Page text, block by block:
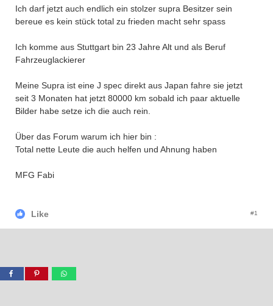
Ich darf jetzt auch endlich ein stolzer supra Besitzer sein
bereue es kein stück total zu frieden macht sehr spass
Ich komme aus Stuttgart bin 23 Jahre Alt und als Beruf
Fahrzeuglackierer
Meine Supra ist eine J spec direkt aus Japan fahre sie jetzt
seit 3 Monaten hat jetzt 80000 km sobald ich paar aktuelle
Bilder habe setze ich die auch rein.
Über das Forum warum ich hier bin :
Total nette Leute die auch helfen und Ahnung haben
MFG Fabi
Like #1